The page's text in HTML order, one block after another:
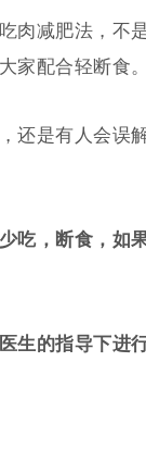
肉减肥法，不
家配合轻断食。
还是有人会误
吃，断食，如
生的指导下进行